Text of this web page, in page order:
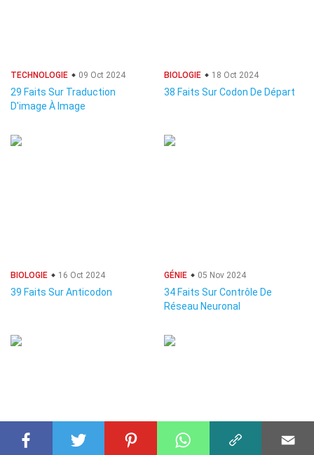
TECHNOLOGIE 09 Oct 2024
29 Faits Sur Traduction
D'image À Image
BIOLOGIE 18 Oct 2024
38 Faits Sur Codon De Départ
BIOLOGIE 16 Oct 2024
39 Faits Sur Anticodon
GÉNIE 05 Nov 2024
34 Faits Sur Contrôle De
Réseau Neuronal